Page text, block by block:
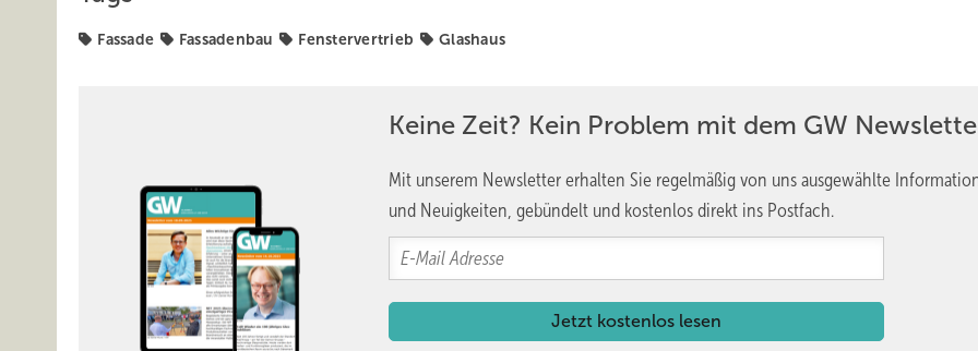
Fassade Fassadenbau Fenstervertrieb Glashaus
Keine Zeit? Kein Problem mit dem GW
Mit unserem Newsletter erhalten Sie regelmäßig von uns ausgewählte
und Neuigkeiten, gebündelt und kostenlos direkt ins Postfach.